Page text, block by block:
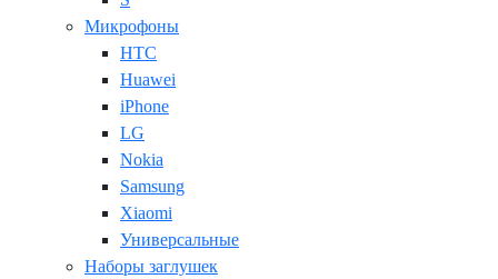
Микрофоны
HTC
Huawei
iPhone
LG
Nokia
Samsung
Xiaomi
Универсальные
Наборы заглушек